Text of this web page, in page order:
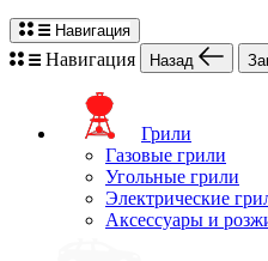
Навигация
Навигация Назад
Грили
Газовые грили
Угольные грили
Электрические
Аксессуары и